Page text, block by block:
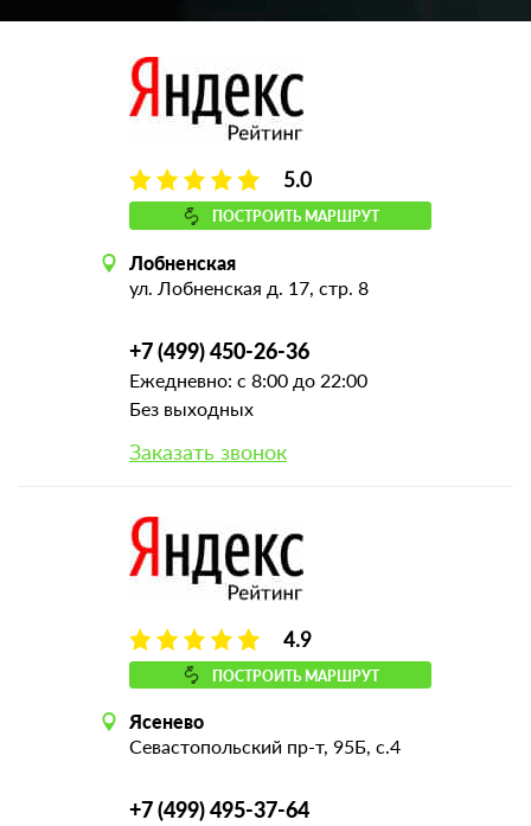
5.0
ПОСТРОИТЬ МАРШРУТ
Лобненская
ул. Лобненская д. 17, стр. 8
+7 (499) 450-26-36
Ежедневно: с 8:00 до 22:00
Без выходных
Заказать звонок
4.9
ПОСТРОИТЬ МАРШРУТ
Ясенево
Севастопольский пр-т, 95Б, с.4
+7 (499) 495-37-64